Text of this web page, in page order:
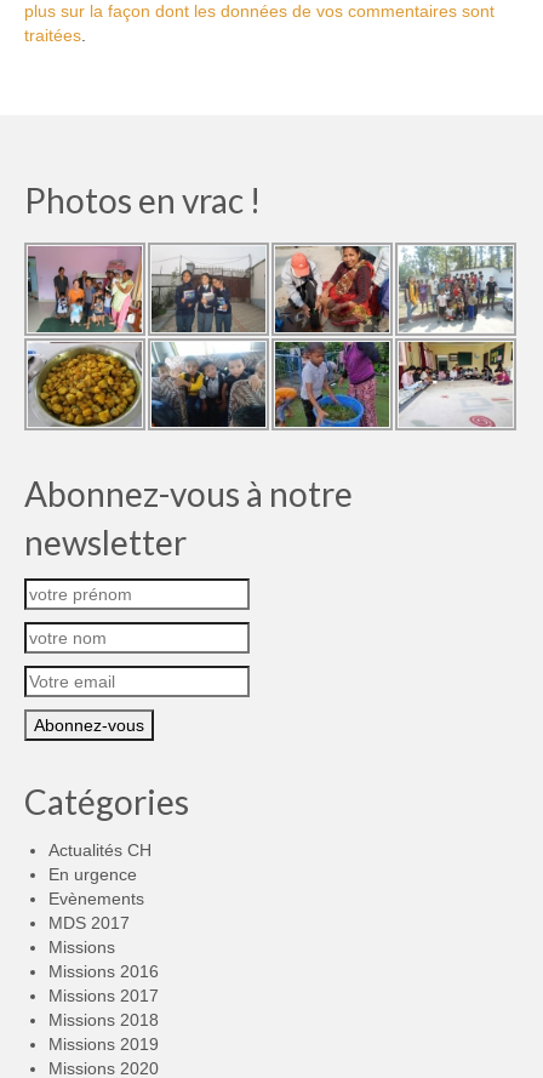
plus sur la façon dont les données de vos commentaires sont
traitées
Photos en vrac !
Abonnez-vous à notre
newsletter
Catégories
Actualités CH
En urgence
Evènements
MDS 2017
Missions
Missions 2016
Missions 2017
Missions 2018
Missions 2019
Missions 2020